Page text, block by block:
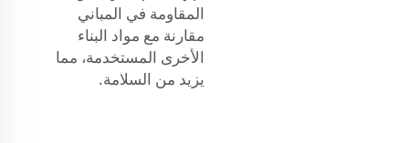
المقاومة في المباني
مقارنة مع مواد البناء
الأخرى المستخدمة، مما
يزيد من السلامة.